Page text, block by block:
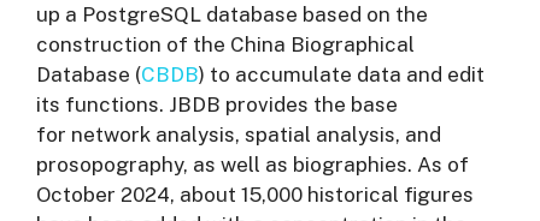
up a PostgreSQL database based on the
construction of the China Biographical
Database (CBDB) to accumulate data and edit
its functions. JBDB provides the base
for network analysis, spatial analysis, and
prosopography, as well as biographies. As of
October 2024, about 15,000 historical figures